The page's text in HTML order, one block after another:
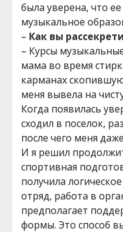
была уверена, что
музыкальное
– Как вы
– Курсы
мама во время
карманах
меня вывела на
Когда появилась
сходил в поселок,
после чего меня
И я решил
спортивная
получила
отряд, работа в
предполагает
формы. Это способ